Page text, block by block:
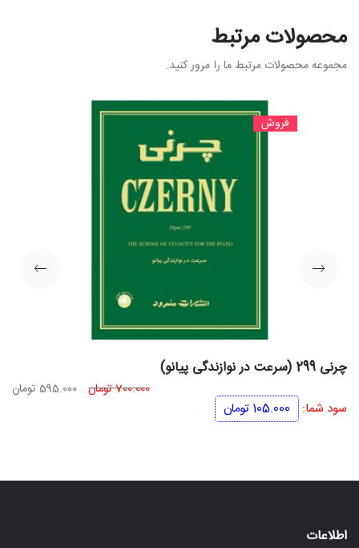
محصولات مرتبط
مجموعه محصولات مرتبط ما را مرور کنید.
فروش
چرنی 299 (سرعت در نوازندگی پیانو)
700.000تومان قیمت
595.000 تومان
سود شما: 105.000 تومان
اطلاعات